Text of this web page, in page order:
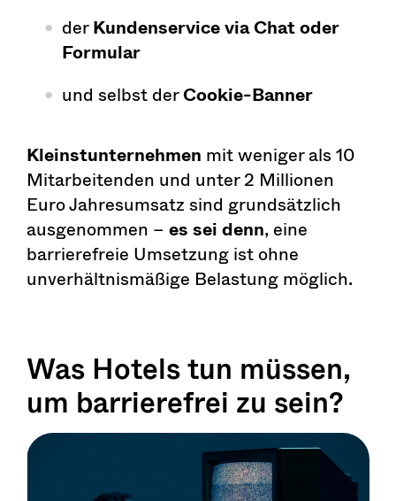
derKundenservice via Chat oder
Formular
und selbst derCookie-Banner
Kleinstunternehmen mit weniger als 10
Mitarbeitenden und unter 2 Millionen
Euro Jahresumsatz sind grundsätzlich
ausgenommen – es sei denn, eine
barrierefreie Umsetzung ist ohne
unverhältnismäßige Belastung möglich.
Was Hotels tun müssen,
um barrierefrei zu sein?